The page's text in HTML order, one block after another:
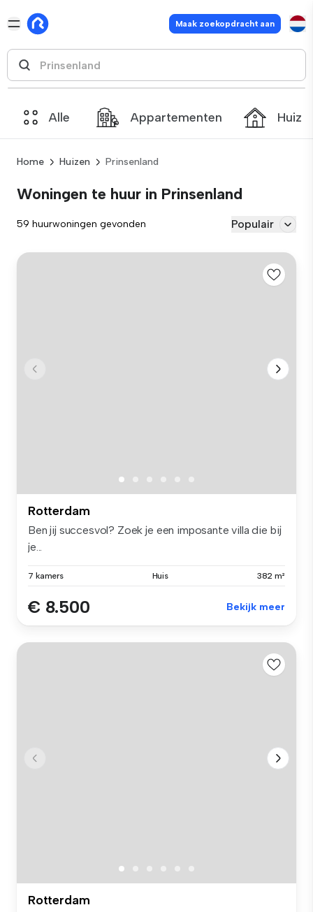
Maak zoekopdracht aan
Alle Appartementen
Home Huizen Prinsenland
Woningen te huur in Prinsenland
59 huurwoningen gevonden Populair
Rotterdam
Ben jij succesvol? Zoek je een imposante villa die bij
je...
7 kamers Huis 382 m²
€ 8.500 Bekijk meer
Rotterdam